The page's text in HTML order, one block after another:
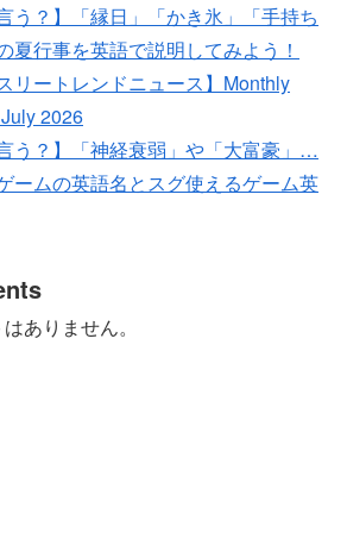
う？】「縁日」「かき氷」「手持ち
行事を英語で説明してみよう！
リートレンドニュース】Monthly
2026
う？】「神経衰弱」や「大富豪」…
ームの英語名とスグ使えるゲーム英
ありません。